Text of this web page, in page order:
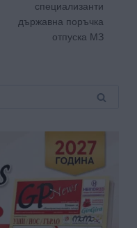
специализанти
държавна поръчка
отпуска МЗ